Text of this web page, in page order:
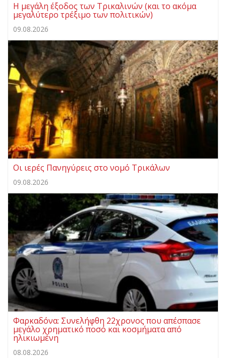
Η μεγάλη έξοδος των Τρικαλινών (και το ακόμα
μεγαλύτερο τρέξιμο των πολιτικών)
09.08.2026
Οι ιερές Πανηγύρεις στο νομό Τρικάλων
09.08.2026
Φαρκαδόνα: Συνελήφθη 22χρονος που απέσπασε
μεγάλο χρηματικό ποσό και κοσμήματα από
ηλικιωμένη
08.08.2026